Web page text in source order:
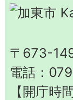
〒673-
電話：
【開庁